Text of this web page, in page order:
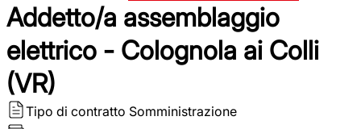
Addetto/a assemblaggio
elettrico - Colognola ai Colli
(VR)
Tipo di contratto Somministrazione